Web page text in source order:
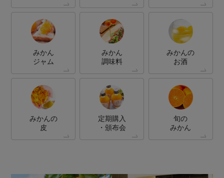
みかん
ジャム
みかん
調味料
みかんの
お酒
みかんの
皮
定期購入
・頒布会
旬の
みかん